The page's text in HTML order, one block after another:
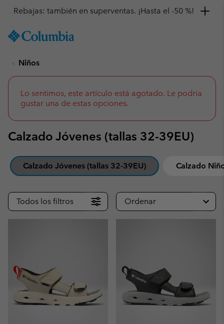
TO
SKIP
NAV
SKIP
TO
SEARCH
Consigue un 10 % de descuento
Niños
Lo sentimos, este artículo está agotado. Le podria
gustar una de estas opciones.
Calzado Jóvenes (tallas 32-39EU)
Calzado Jóvenes (tallas 32-39EU) Calzado
Todos los filtros Ordenar